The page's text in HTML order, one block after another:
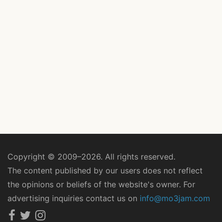
Copyright © 2009–2026. All rights reserved.
The content published by our users does not reflect
the opinions or beliefs of the website's owner. For
advertising inquiries contact us on info@mo3jam.com